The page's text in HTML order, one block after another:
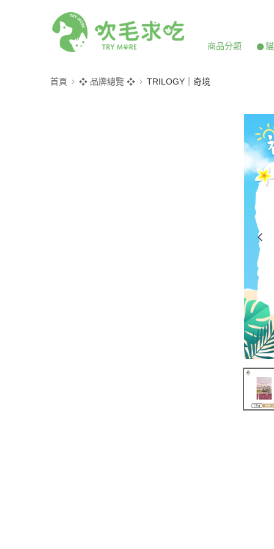
商品分類 𒊹貓
首頁 ❖ 品牌總覽 ❖ TRILOGY｜奇境